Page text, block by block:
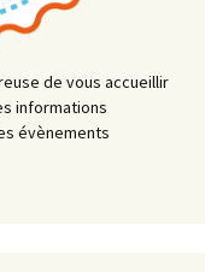
de vous accueillir
informations
évènements